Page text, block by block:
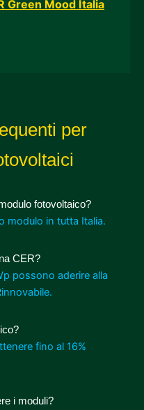
Green Mood Italia
per
fotovoltaico?
modulo in tutta Italia.
CER?
possono aderire alla
fino al 16%
i moduli?